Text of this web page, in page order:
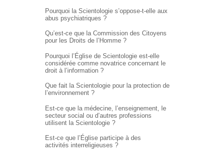
Pourquoi la Scientologie s’oppose-t-elle aux
abus psychiatriques ?
Qu’est-ce que la Commission des Citoyens
pour les Droits de l’Homme ?
Pourquoi l’Église de Scientologie est-elle
considérée comme novatrice concernant le
droit à l’information ?
Que fait la Scientologie pour la protection de
l’environnement ?
Est-ce que la médecine, l’enseignement, le
secteur social ou d’autres professions
utilisent la Scientologie ?
Est-ce que l’Église participe à des
activités interreligieuses ?